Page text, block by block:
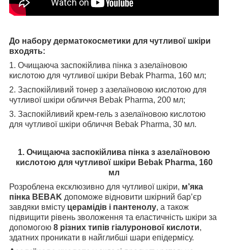
До набору дерматокосметики для чутливої шкіри
входять:
1. Очищаюча заспокійлива пінка з азелаїновою
кислотою для чутливої шкіри Bebak Pharma, 160 мл;
2. Заспокійливий тонер з азелаїновою кислотою для
чутливої шкіри обличчя Bebak Pharma, 200 мл;
3. Заспокійливий крем-гель з азелаїновою кислотою
для чутливої шкіри обличчя Bebak Pharma, 30 мл.
1. Очищаюча заспокійлива пінка з азелаїновою
кислотою для чутливої шкіри Bebak Pharma, 160
мл
Розроблена ексклюзивно для чутливої шкіри, м’яка
пінка BEBAK допоможе відновити шкірний бар’єр
завдяки вмісту церамідів і пантенолу, а також
підвищити рівень зволоження та еластичність шкіри за
допомогою 8 різних типів гіалуронової кислоти,
здатних проникати в найглибші шари епідермісу.